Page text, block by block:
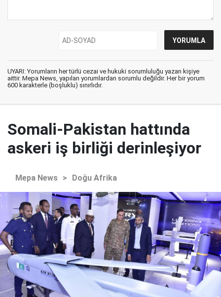
UYARI: Yorumların her türlü cezai ve hukuki sorumluluğu yazan kişiye
aittir. Mepa News, yapılan yorumlardan sorumlu değildir. Her bir yorum
600 karakterle (boşluklu) sınırlıdır.
Somali-Pakistan hattında
askeri iş birliği derinleşiyor
Mepa News > Doğu Afrika